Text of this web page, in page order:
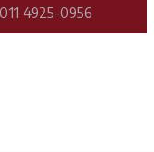
4925-0956